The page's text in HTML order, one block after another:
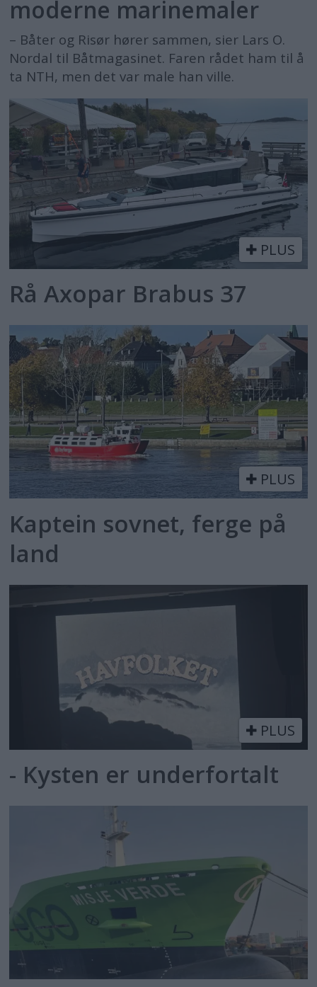
moderne marinemaler
– Båter og Risør hører sammen, sier Lars O.
Nordal til Båtmagasinet. Faren rådet ham til å
ta NTH, men det var male han ville.
PLUS
Rå Axopar Brabus 37
PLUS
Kaptein sovnet, ferge på
land
PLUS
- Kysten er underfortalt